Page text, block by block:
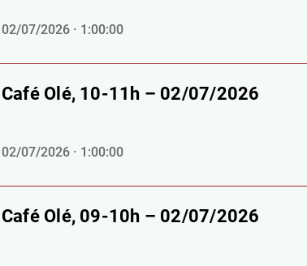
02/07/2026 · 1:00:00
Café Olé, 10-11h – 02/07/2026
02/07/2026 · 1:00:00
Café Olé, 09-10h – 02/07/2026